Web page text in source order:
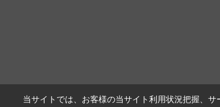
当サイトでは、お客様の当サイト利用状況把握、